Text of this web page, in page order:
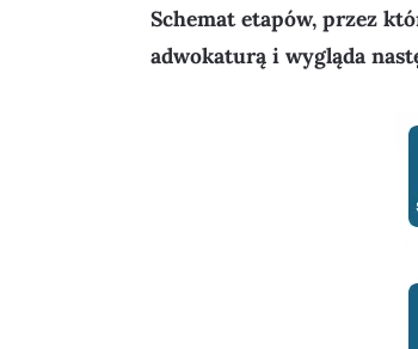
Schemat etapów, przez
adwokaturą i wygląda